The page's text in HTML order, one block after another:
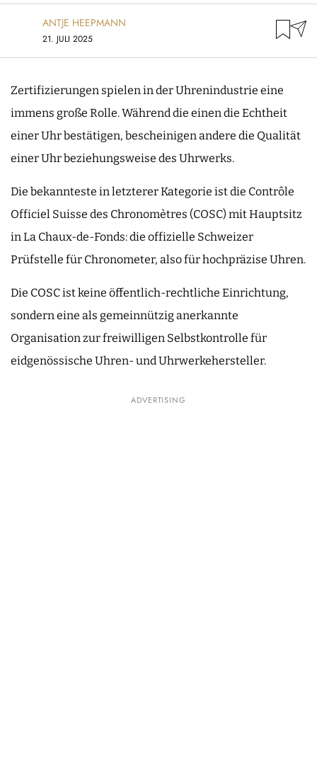
ANTJE HEEPMANN
21. JULI 2025
Zertifizierungen spielen in der Uhrenindustrie eine
immens große Rolle. Während die einen die Echtheit
einer Uhr bestätigen, bescheinigen andere die Qualität
einer Uhr beziehungsweise des Uhrwerks.
Die bekannteste in letzterer Kategorie ist die Contrôle
Officiel Suisse des Chronomètres (COSC) mit Hauptsitz
in La Chaux-de-Fonds: die offizielle Schweizer
Prüfstelle für Chronometer, also für hochpräzise Uhren.
Die COSC ist keine öffentlich-rechtliche Einrichtung,
sondern eine als gemeinnützig anerkannte
Organisation zur freiwilligen Selbstkontrolle für
eidgenössische Uhren- und Uhrwerkehersteller.
ADVERTISING